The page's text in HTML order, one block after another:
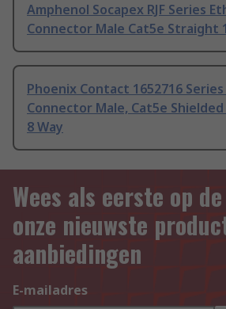
Amphenol Socapex RJF Series
Connector Male Cat5e Straight
Phoenix Contact 1652716
Connector Male, Cat5e
8 Way
Wees als eerste op
onze nieuwste
aanbiedingen
E-mailadres